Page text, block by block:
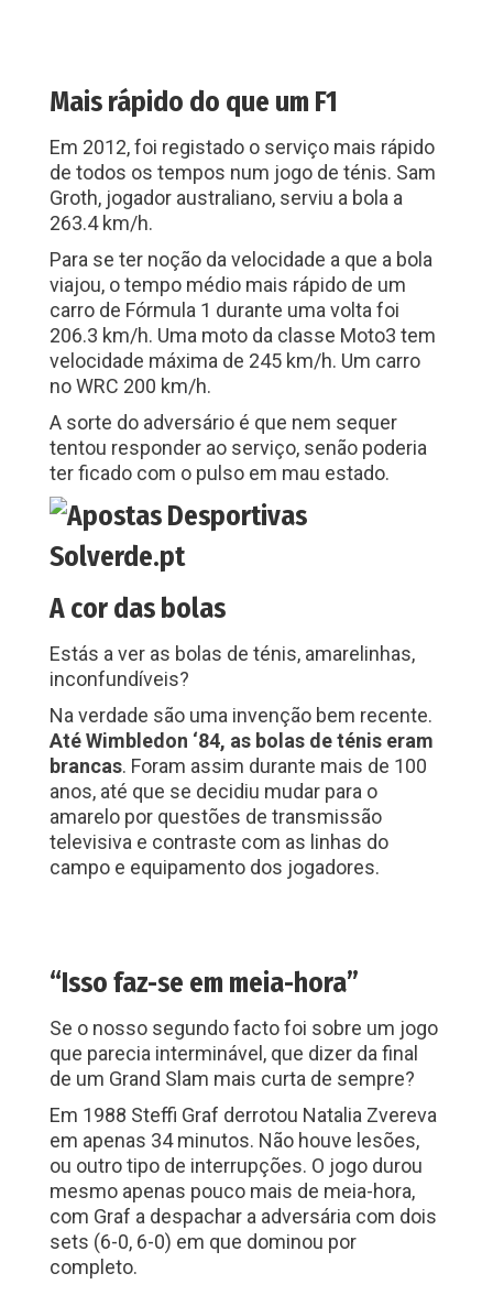
Mais rápido do que um F1
Em 2012, foi registado o serviço mais rápido
de todos os tempos num jogo de ténis. Sam
Groth, jogador australiano, serviu a bola a
263.4 km/h.
Para se ter noção da velocidade a que a bola
viajou, o tempo médio mais rápido de um
carro de Fórmula 1 durante uma volta foi
206.3 km/h. Uma moto da classe Moto3 tem
velocidade máxima de 245 km/h. Um carro
no WRC 200 km/h.
A sorte do adversário é que nem sequer
tentou responder ao serviço, senão poderia
ter ficado com o pulso em mau estado.
A cor das bolas
Estás a ver as bolas de ténis, amarelinhas,
inconfundíveis?
Na verdade são uma invenção bem recente.
Até Wimbledon ‘84, as bolas de ténis eram
brancas. Foram assim durante mais de 100
anos, até que se decidiu mudar para o
amarelo por questões de transmissão
televisiva e contraste com as linhas do
campo e equipamento dos jogadores.
“Isso faz-se em meia-hora”
Se o nosso segundo facto foi sobre um jogo
que parecia interminável, que dizer da final
de um Grand Slam mais curta de sempre?
Em 1988 Steffi Graf derrotou Natalia Zvereva
em apenas 34 minutos. Não houve lesões,
ou outro tipo de interrupções. O jogo durou
mesmo apenas pouco mais de meia-hora,
com Graf a despachar a adversária com dois
sets (6-0, 6-0) em que dominou por
completo.